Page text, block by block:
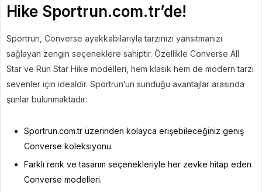
Hike Sportrun.com.tr’de!
Sportrun, Converse ayakkabılarıyla tarzınızı yansıtmanızı
sağlayan zengin seçeneklere sahiptir. Özellikle Converse All
Star ve Run Star Hike modelleri, hem klasik hem de modern tarzı
sevenler için idealdir. Sportrun’un sunduğu avantajlar arasında
şunlar bulunmaktadır:
Sportrun.com.tr üzerinden kolayca erişebileceğiniz geniş
Converse koleksiyonu.
Farklı renk ve tasarım seçenekleriyle her zevke hitap eden
Converse modelleri.